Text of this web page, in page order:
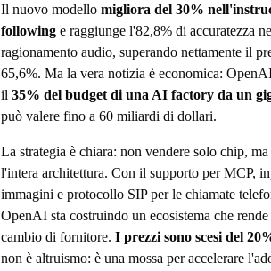
Il nuovo modello migliora del 30%
following e raggiunge l'82,8% di accuratezza
ragionamento audio, superando nettamente il
65,6%. Ma la vera notizia è economica:
il 35% del budget di una AI factory da un
può valere fino a 60 miliardi di dollari.
La strategia è chiara: non vendere solo chip, ma
l'intera architettura. Con il supporto per MCP,
immagini e protocollo SIP per le chiamate
OpenAI sta costruindo un ecosistema che
cambio di fornitore. I prezzi sono scesi del
non è altruismo: è una mossa per accelerare